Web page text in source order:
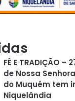
FÉ E TRADIÇÃO –
de Nossa
do Muquém tem
Niquelândia